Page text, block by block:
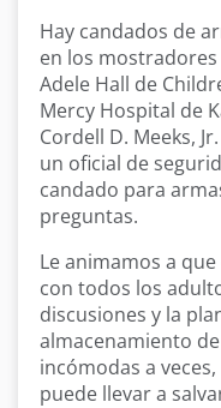
Hay candados de
en los
Adele Hall de
Mercy Hospital de
Cordell D. Meeks,
un oficial de
candado para
preguntas.
Le animamos a
con todos los
discusiones y la
almacenamiento
incómodas a
puede llevar a